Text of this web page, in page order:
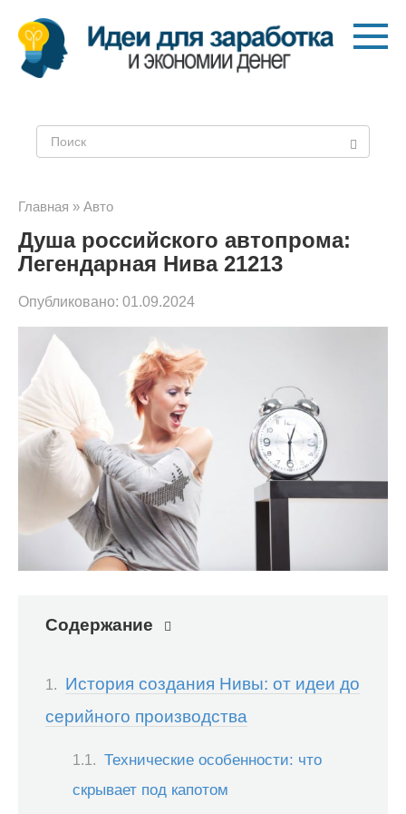
Перейти
контенту
Главная » Авто
Душа российского автопрома:
Легендарная Нива 21213
Опубликовано: 01.09.2024
Содержание
История создания Нивы: от идеи до
серийного производства
Технические особенности: что
скрывает под капотом